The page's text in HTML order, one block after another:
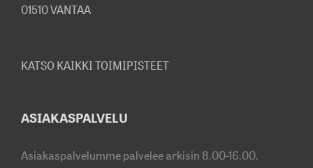
01510 VANTAA
KATSO KAIKKI TOIMIPISTEET
ASIAKASPALVELU
Asiakaspalvelumme palvelee arkisin 8.00-16.00.